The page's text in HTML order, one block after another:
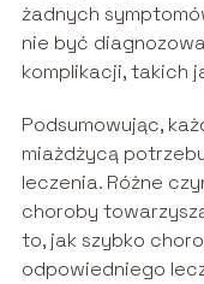
żadnych
nie być
komplikacji, takich
Podsumowując,
miażdżycą
leczenia. Różne
choroby
to, jak szybko
odpowiedniego